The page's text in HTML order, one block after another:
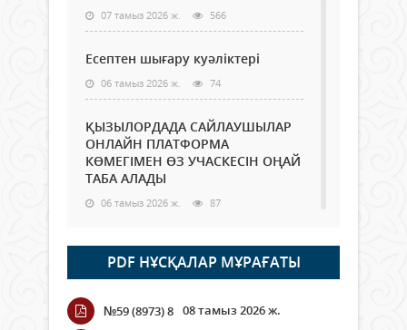
07 тамыз 2026 ж. 566
Есептен шығару куәліктері
06 тамыз 2026 ж. 74
ҚЫЗЫЛОРДАДА САЙЛАУШЫЛАР
ОНЛАЙН ПЛАТФОРМА
КӨМЕГІМЕН ӨЗ УЧАСКЕСІН ОҢАЙ
ТАБА АЛАДЫ
06 тамыз 2026 ж. 87
Open Air: Қызылорда облысы
полиция департаменті 20
мыңнан астам көрерменнің
қауіпсіздігін қамтамасыз етті
06 тамыз 2026 ж.
PDF НҰСҚАЛАР МҰРАҒАТЫ
№59 (8973) 8 08 тамыз 2026 ж.